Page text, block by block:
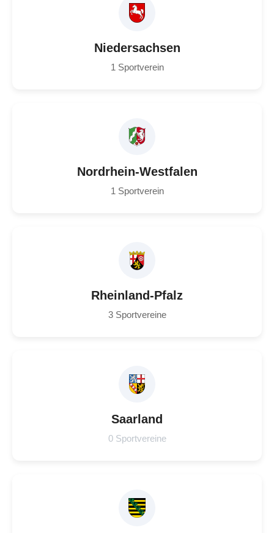
Niedersachsen
1 Sportverein
Nordrhein-Westfalen
1 Sportverein
Rheinland-Pfalz
3 Sportvereine
Saarland
0 Sportvereine